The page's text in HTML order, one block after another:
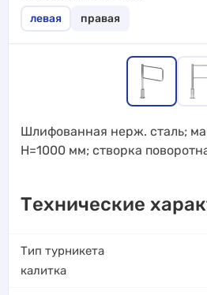
левая
правая
Шлифованная нерж. сталь;
Н=1000 мм; створка
Технические
Тип турникета
калитка